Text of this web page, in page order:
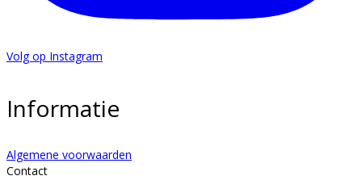
Volg op Instagram
Informatie
Algemene voorwaarden
Contact